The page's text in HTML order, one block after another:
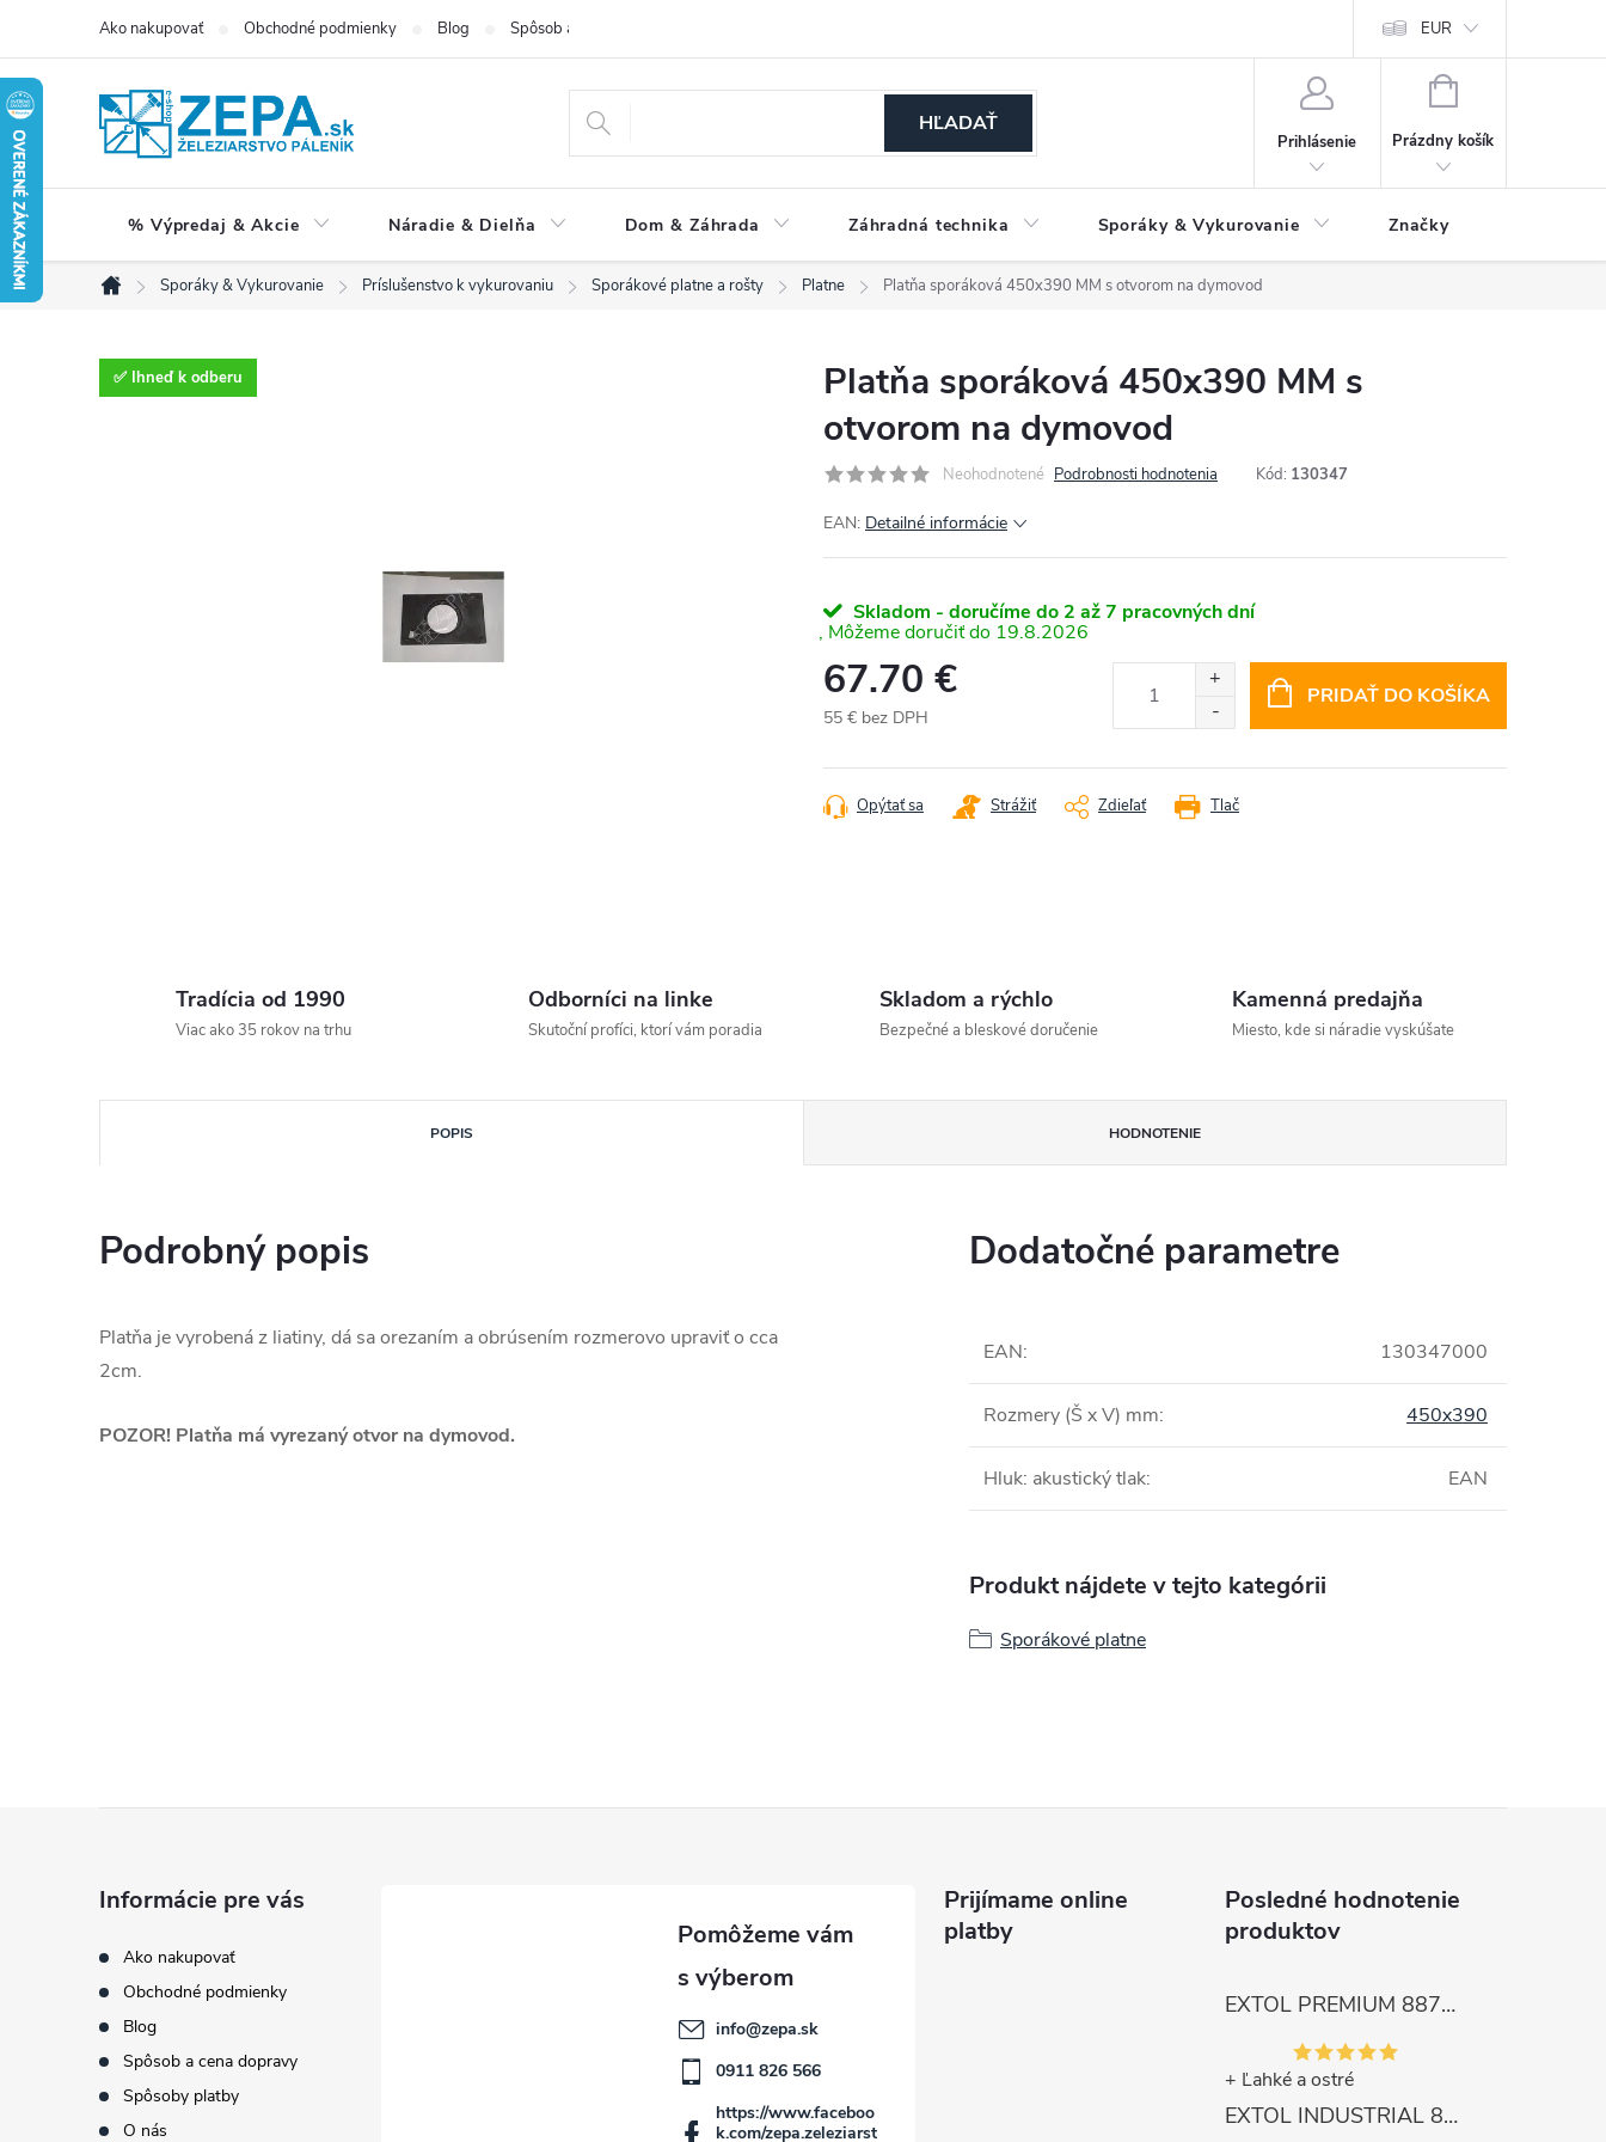
obsah
Ako nakupovať Obchodné podmienky Blog Spôsob a cena dopravy Reklamačný formulár
EUR
HĽADAŤ
Prihlásenie
NÁKUPNÝ
Prázdny košík
% Výpredaj & Akcie Náradie & Dielňa Dom & Záhrada Záhradná technika Sporáky & Vykurovanie Značky
Domov
Sporáky & Vykurovanie Príslušenstvo k vykurovaniu Sporákové platne a rošty Platne Platňa sporáková 450x390 MM s otvorom na dymovod
✅ Ihneď k odberu
Platňa sporáková 450x390 MM s
otvorom na dymovod
Neohodnotené Podrobnosti hodnotenia Kód: 130347
EAN: Detailné informácie
Skladom - doručíme do 2 až 7 pracovných dní
19.8.2026
67.70 €
55 € bez DPH
cena:
PRIDAŤ DO KOŠÍKA
Tlač
Opýtať sa Strážiť Zdieľať
Tradícia od 1990
Viac ako 35 rokov na trhu
Odborníci na linke
Skutoční profíci, ktorí vám poradia
Skladom a rýchlo
Bezpečné a bleskové doručenie
Kamenná predajňa
Miesto, kde si náradie vyskúšate
POPIS HODNOTENIE
Podrobný popis
Platňa je vyrobená z liatiny, dá sa orezaním a obrúsením rozmerovo upraviť o cca
2cm.
POZOR! Platňa má vyrezaný otvor na dymovod.
Dodatočné parametre
EAN: 130347000
Rozmery (Š x V) mm: 450x390
Hluk: akustický tlak: EAN
Produkt nájdete v tejto kategórii
Sporákové platne
Informácie pre vás
Ako nakupovať
Obchodné podmienky
Blog
Spôsob a cena dopravy
Spôsoby platby
O nás
info@zepa.sk
0911 826 566
https://www.faceboo
k.com/zepa.zeleziarst
Prijímame online
platby
Posledné hodnotenie
produktov
EXTOL PREMIUM 8872105 Nožnice záhradnícke dlhé úzke, 200mm, max. prestrih Ø6mm
+ Ľahké a ostré
EXTOL INDUSTRIAL 8791861 Viazač armatúr aku Share20V, bez aku, drôt 0,8mm, oko 8-34mm, bezuhlíkový motor